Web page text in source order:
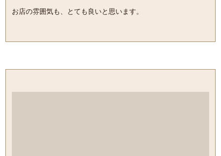
お店の雰囲気も、とても良いと思います。